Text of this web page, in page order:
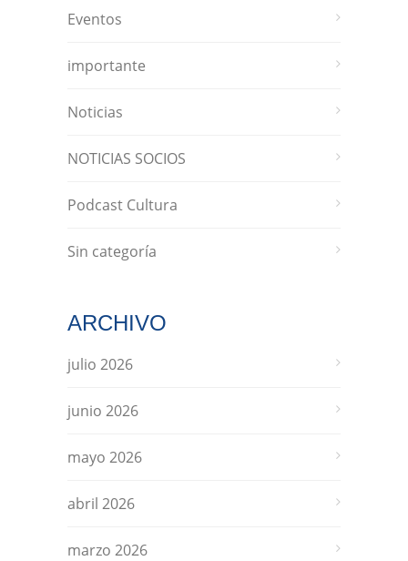
Eventos
importante
Noticias
NOTICIAS SOCIOS
Podcast Cultura
Sin categoría
ARCHIVO
julio 2026
junio 2026
mayo 2026
abril 2026
marzo 2026